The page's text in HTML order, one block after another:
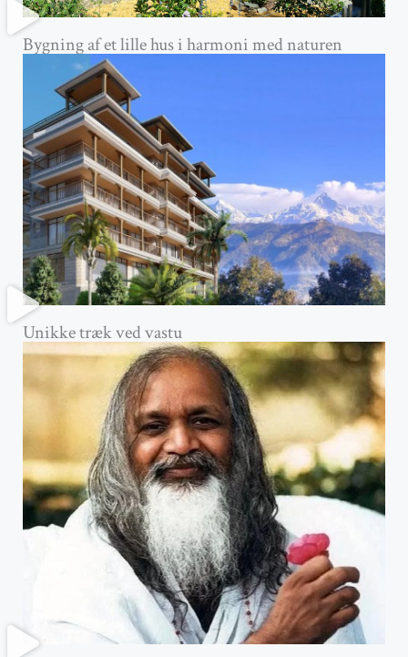
Bygning af et lille hus i harmoni med naturen
Unikke træk ved vastu